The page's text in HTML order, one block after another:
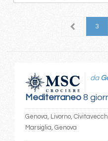
2 3
Mediterraneo8
da
Genova, Livorno,
Marsiglia, Genova